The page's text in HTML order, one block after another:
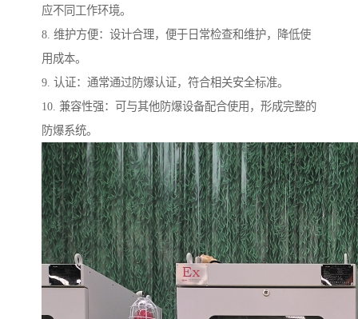
应不同工作环境。
8. 维护方便：设计合理，便于日常检查和维护，降低使
用成本。
9. 认证：通常通过防爆认证，符合相关安全标准。
10. 兼容性强：可与其他防爆设备配合使用，形成完整的
防爆系统。